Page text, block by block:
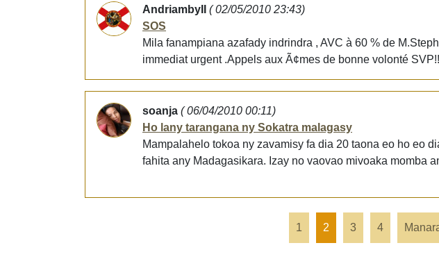
AndriambyII ( 02/05/2010 23:43)
SOS
Mila fanampiana azafady indrindra , AVC à 60 % de
immediat urgent .Appels aux Ã¢mes de bonne volonté
soanja ( 06/04/2010 00:11)
Ho lany tarangana ny Sokatra malagasy
Mampalahelo tokoa ny zavamisy fa dia 20 taona eo ho eo
fahita any Madagasikara. Izay no vaovao mivoaka momba
1 2 3 4